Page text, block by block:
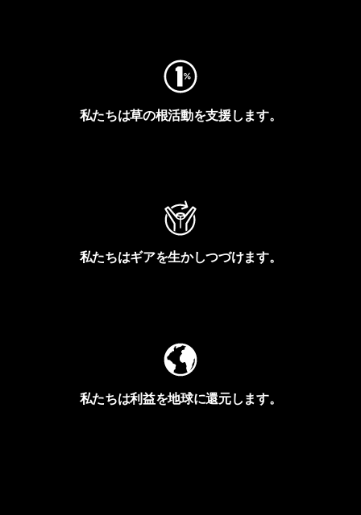
私たちは草の根活動を支援します。
私たちはギアを生かしつづけます。
私たちは利益を地球に還元します。